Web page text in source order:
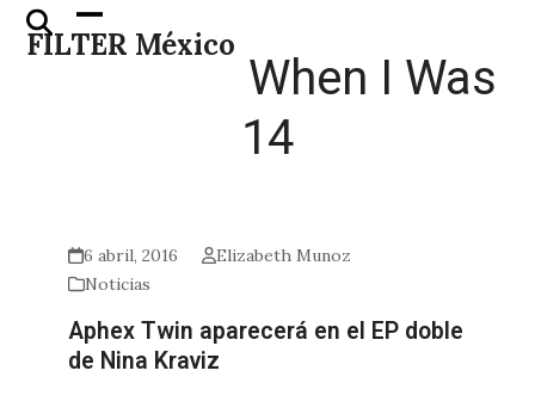
Skip
FILTER México
Open
mobile
Close
mobile
When I Was
14
6 abril, 2016
Elizabeth Munoz
Noticias
Aphex Twin aparecerá en el EP doble
de Nina Kraviz